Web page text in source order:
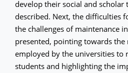
develop their social and scholar
described. Next, the difficulties
the challenges of maintenance
presented, pointing towards the
employed by the universities to
students and highlighting the